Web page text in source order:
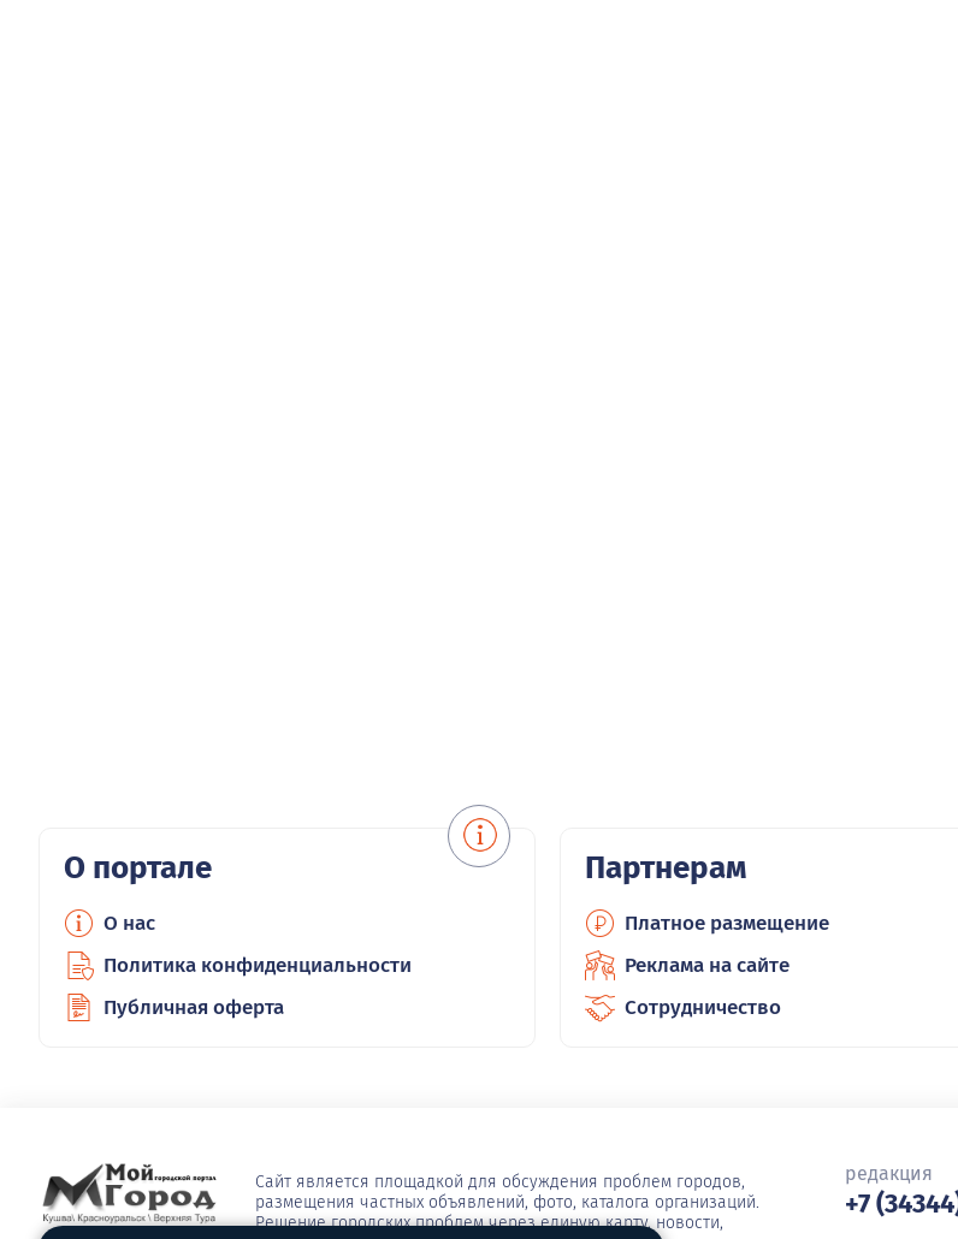
О портале
О нас
Политика конфиденциальности
Публичная оферта
Партнерам
Платное размещение
Реклама на сайте
Сотрудничество
Сайт является площадкой для обсуждения проблем городов,
размещения частных объявлений, фото, каталога организаций.
Решение городских проблем через единую карту, новости,
редакция
+7